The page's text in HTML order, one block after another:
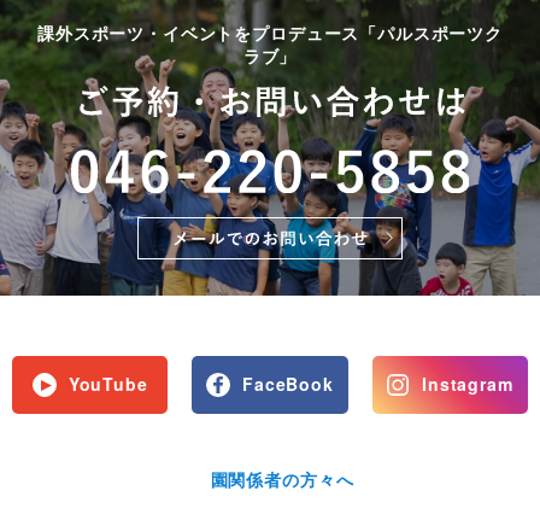
課外スポーツ・イベントをプロデュース「パルスポーツク
ラブ」
YouTube FaceBook Instagram
園関係者の方々へ